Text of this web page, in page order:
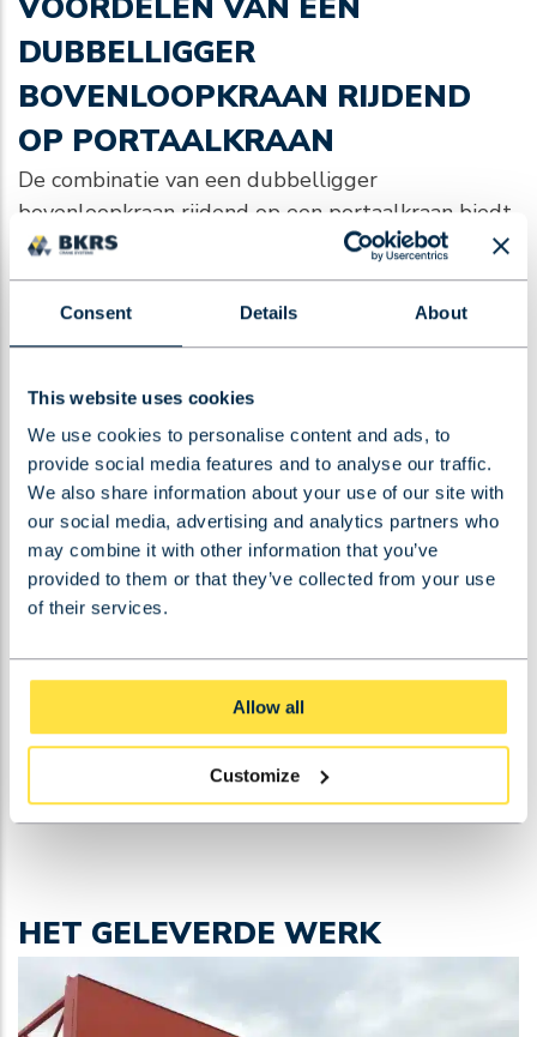
Consent Details About
This website uses cookies
We use cookies to personalise content and ads, to
provide social media features and to analyse our traffic.
We also share information about your use of our site with
our social media, advertising and analytics partners who
may combine it with other information that you’ve
provided to them or that they’ve collected from your use
of their services.
Allow all
Customize
VOORDELEN VAN EEN
DUBBELLIGGER
BOVENLOOPKRAAN RIJDEND
OP PORTAALKRAAN
De combinatie van een dubbelligger
bovenloopkraan rijdend op een portaalkraan biedt
tal van voordelen. Deze opstelling zorgt voor
maximale benutting van de beschikbare ruimte en
biedt de flexibiliteit om zware lasten met precisie
over grote afstanden te verplaatsen. De twee
verschillende punten te grijpen, wat vooral bij de
behandeling van lange objecten, zoals stalen
buizen, cruciaal is.
BKRS heeft het project van begin tot eind
uitgevoerd, van de engineering en levering tot de
montage van de portaalkraan en de
bij aan de efficiëntie van het productieproces bij
Arcelor Mittal Moerdijk en onderstreept de
expertise van BKRS in het leveren van
hoogwaardige kraansystemen voor industriële
toepassingen.
HET GELEVERDE WERK